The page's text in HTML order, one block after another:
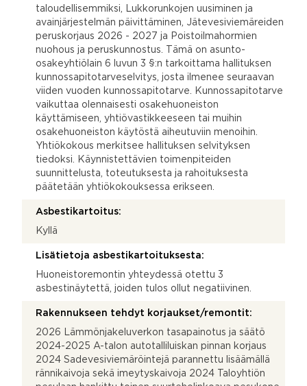
taloudellisemmiksi, Lukkorunkojen uusiminen ja
avainjärjestelmän päivittäminen, Jätevesiviemäreiden
peruskorjaus 2026 - 2027 ja Poistoilmahormien
nuohous ja peruskunnostus. Tämä on asunto-
osakeyhtiölain 6 luvun 3 §:n tarkoittama hallituksen
kunnossapitotarveselvitys, josta ilmenee seuraavan
viiden vuoden kunnossapitotarve. Kunnossapitotarve
vaikuttaa olennaisesti osakehuoneiston
käyttämiseen, yhtiövastikkeeseen tai muihin
osakehuoneiston käytöstä aiheutuviin menoihin.
Yhtiökokous merkitsee hallituksen selvityksen
tiedoksi. Käynnistettävien toimenpiteiden
suunnittelusta, toteutuksesta ja rahoituksesta
päätetään yhtiökokouksessa erikseen.
Asbestikartoitus:
Kyllä
Lisätietoja asbestikartoituksesta:
Huoneistoremontin yhteydessä otettu 3
asbestinäytettä, joiden tulos ollut negatiivinen.
Rakennukseen tehdyt korjaukset/remontit:
2026 Lämmönjakeluverkon tasapainotus ja säätö
2024-2025 A-talon autotalliluiskan pinnan korjaus
2024 Sadevesiviemäröintejä parannettu lisäämällä
rännikaivoja sekä imeytyskaivoja 2024 Taloyhtiön